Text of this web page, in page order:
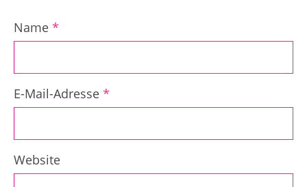
Name *
E-Mail-Adresse *
Website